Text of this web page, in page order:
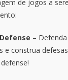
de jogos a
–
e construa